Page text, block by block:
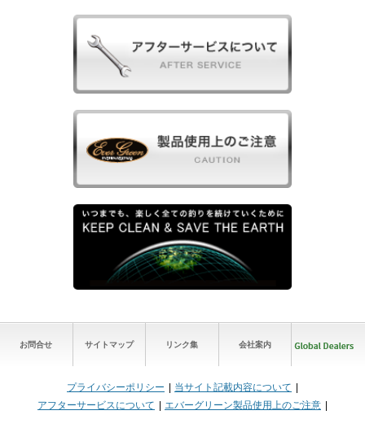
お問合せ サイトマップ リンク集 会社案内
プライバシーポリシー
当サイト記載内容について
アフターサービスについて
エバーグリーン製品使用上のご注意